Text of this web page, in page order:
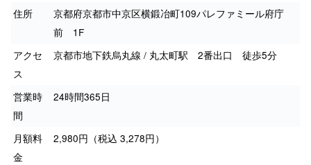
住所
京都府京都市中京区横鍛冶町109パレファミール府庁
前 1F
アクセ
ス
京都市地下鉄烏丸線 / 丸太町駅 2番出口 徒歩5分
営業時
間
24時間365日
月額料
金
2,980円（税込 3,278円）